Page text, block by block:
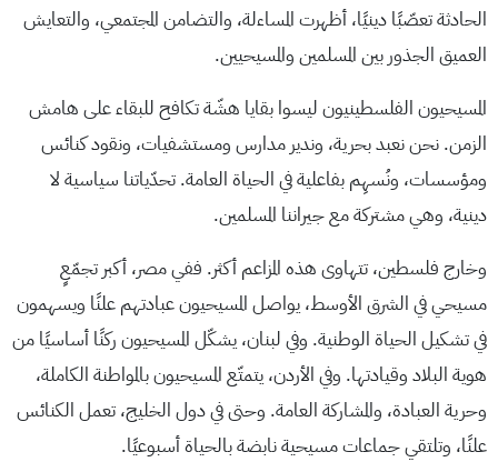
الحادثة تعصّبًا دينيًا، أظهرت المساءلة، والتضامن المجتمعي، والتعايش
العميق الجذور بين المسلمين والمسيحيين.
المسيحيون الفلسطينيون ليسوا بقايا هشّة تكافح للبقاء على هامش
الزمن. نحن نعبد بحرية، وندير مدارس ومستشفيات، ونقود كنائس
ومؤسسات، ونُسهِم بفاعلية في الحياة العامة. تحدّياتنا سياسية لا
دينية، وهي مشتركة مع جيراننا المسلمين.
وخارج فلسطين، تتهاوى هذه المزاعم أكثر. ففي مصر، أكبر تجمّعٍ
مسيحي في الشرق الأوسط، يواصل المسيحيون عبادتهم علنًا ويسهمون
في تشكيل الحياة الوطنية. وفي لبنان، يشكّل المسيحيون ركنًا أساسيًا من
هوية البلاد وقيادتها. وفي الأردن، يتمتّع المسيحيون بالمواطنة الكاملة،
وحرية العبادة، والمشاركة العامة. وحتى في دول الخليج، تعمل الكنائس
علنًا، وتلتقي جماعات مسيحية نابضة بالحياة أسبوعيًا.